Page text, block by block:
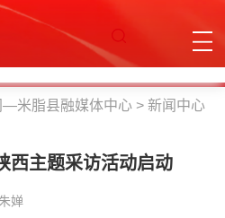
—米脂县融媒体中心 > 新闻中心
西主题采访活动启动
婵